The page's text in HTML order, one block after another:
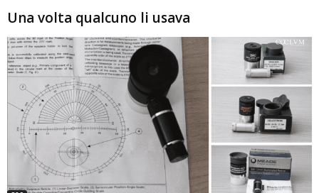
Una volta qualcuno li usava